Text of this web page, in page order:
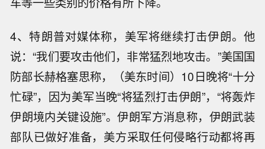
4、特朗普对媒体称，美军将继续打击伊朗。他
说：“我们要攻击他们，非常猛烈地攻击。”美国国
防部长赫格塞思称，（美东时间）10日晚将“十分
忙碌”，因为美军当晚“将猛烈打击伊朗”，“将轰炸
伊朗境内关键设施”。伊朗军方消息称，伊朗武装
部队已做好准备，美方采取任何侵略行动都将再